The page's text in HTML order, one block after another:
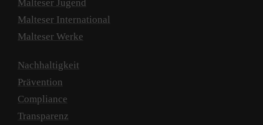
Malteser Jugend
Malteser International
Malteser Werke
Nachhaltigkeit
Prävention
Compliance
Transparenz